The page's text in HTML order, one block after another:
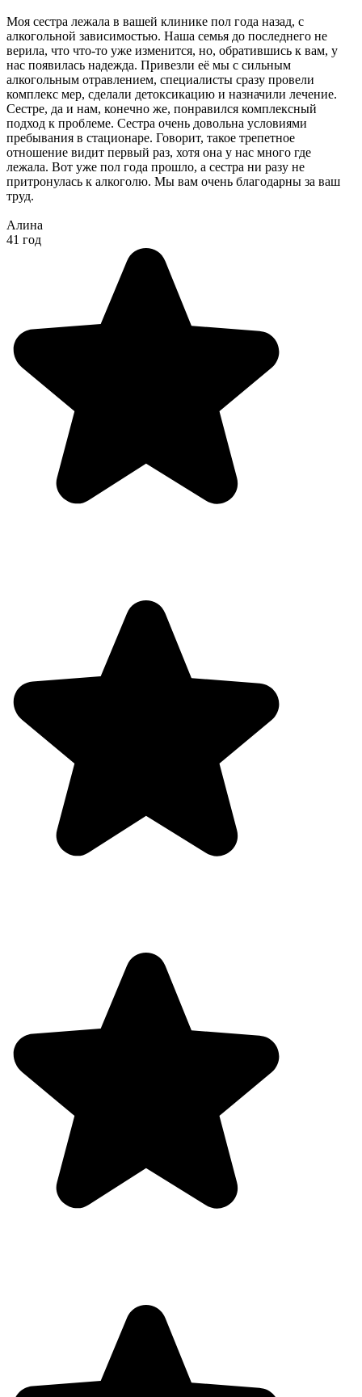
Моя сестра лежала в вашей клинике пол года назад, с
алкогольной зависимостью. Наша семья до последнего не
верила, что что-то уже изменится, но, обратившись к вам, у
нас появилась надежда. Привезли её мы с сильным
алкогольным отравлением, специалисты сразу провели
комплекс мер, сделали детоксикацию и назначили лечение.
Сестре, да и нам, конечно же, понравился комплексный
подход к проблеме. Сестра очень довольна условиями
пребывания в стационаре. Говорит, такое трепетное
отношение видит первый раз, хотя она у нас много где
лежала. Вот уже пол года прошло, а сестра ни разу не
притронулась к алкоголю. Мы вам очень благодарны за ваш
труд.
Алина
41 год